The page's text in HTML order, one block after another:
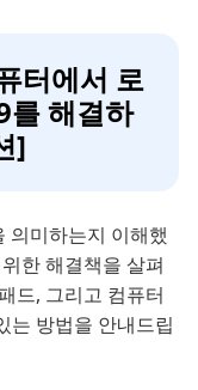
터에서 로
를 해결하
]
의미하는지 이해했
한 해결책을 살펴
드, 그리고 컴퓨터
는 방법을 안내드립